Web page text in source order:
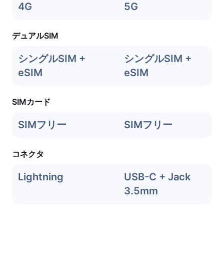
4G 5G
デュアルSIM
シングルSIM +
eSIM
シングルSIM +
eSIM
SIMカード
SIMフリー SIMフリー
コネクタ
Lightning
USB-C + Jack
3.5mm